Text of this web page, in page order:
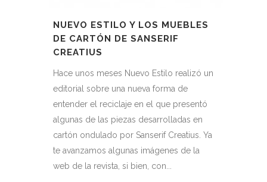
NUEVO ESTILO Y LOS MUEBLES
DE CARTÓN DE SANSERIF
CREATIUS
Hace unos meses Nuevo Estilo realizó un
editorial sobre una nueva forma de
entender el reciclaje en el que presentó
algunas de las piezas desarrolladas en
cartón ondulado por Sanserif Creatius. Ya
te avanzamos algunas imágenes de la
web de la revista, si bien, con...